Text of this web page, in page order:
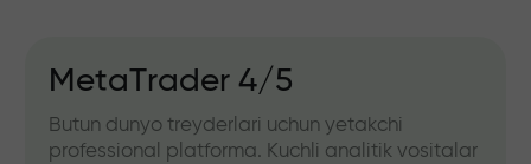
MetaTrader 4/5
Butun dunyo treyderlari uchun yetakchi
professional platforma. Kuchli analitik vositalar